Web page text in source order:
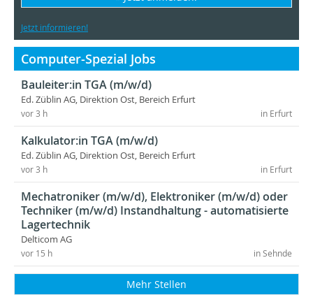
Jetzt informieren!
Computer-Spezial Jobs
Bauleiter:in TGA (m/w/d)
Ed. Züblin AG, Direktion Ost, Bereich Erfurt
in Erfurt
vor 3 h
Kalkulator:in TGA (m/w/d)
Ed. Züblin AG, Direktion Ost, Bereich Erfurt
in Erfurt
vor 3 h
Mechatroniker (m/w/d), Elektroniker (m/w/d) oder
Techniker (m/w/d) Instandhaltung - automatisierte
Lagertechnik
Delticom AG
in Sehnde
vor 15 h
Mehr Stellen